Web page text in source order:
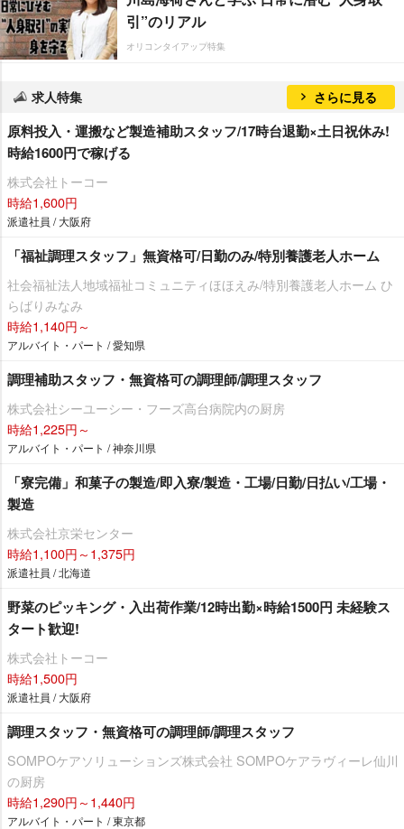
引”のリアル
オリコンタイアップ特集
求人特集 さらに見る
原料投入・運搬など製造補助スタッフ/17時台退勤×土日祝休み!
時給1600円で稼げる
株式会社トーコー
時給1,600円
派遣社員 / 大阪府
「福祉調理スタッフ」無資格可/日勤のみ/特別養護老人ホーム
社会福祉法人地域福祉コミュニティほほえみ/特別養護老人ホーム ひ
らばりみなみ
時給1,140円～
アルバイト・パート / 愛知県
調理補助スタッフ・無資格可の調理師/調理スタッフ
株式会社シーユーシー・フーズ高台病院内の厨房
時給1,225円～
アルバイト・パート / 神奈川県
「寮完備」和菓子の製造/即入寮/製造・工場/日勤/日払い/工場・
製造
株式会社京栄センター
時給1,100円～1,375円
派遣社員 / 北海道
野菜のピッキング・入出荷作業/12時出勤×時給1500円 未経験ス
タート歓迎!
株式会社トーコー
時給1,500円
派遣社員 / 大阪府
調理スタッフ・無資格可の調理師/調理スタッフ
SOMPOケアソリューションズ株式会社 SOMPOケアラヴィーレ仙川
の厨房
時給1,290円～1,440円
アルバイト・パート / 東京都